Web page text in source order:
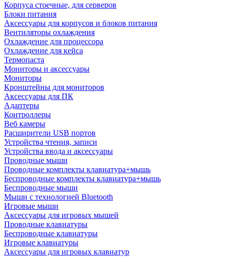
Корпуса стоечные, для серверов
Блоки питания
Аксессуары для корпусов и блоков питания
Вентиляторы охлаждения
Охлаждение для процессора
Охлаждение для кейса
Термопаста
Мониторы и аксессуары
Мониторы
Кронштейны для мониторов
Аксессуары для ПК
Адаптеры
Контроллеры
Веб камеры
Расширители USB портов
Устройства чтения, записи
Устройства ввода и аксессуары
Проводные мыши
Проводные комплекты клавиатура+мышь
Беспроводные комплекты клавиатура+мышь
Беспроводные мыши
Мыши с технологией Bluetooth
Игровые мыши
Аксессуары для игровых мышей
Проводные клавиатуры
Беспроводные клавиатуры
Игровые клавиатуры
Аксессуары для игровых клавиатур